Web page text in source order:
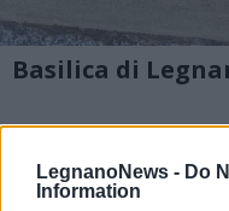
LegnanoNews - Do
Information
Basilica di